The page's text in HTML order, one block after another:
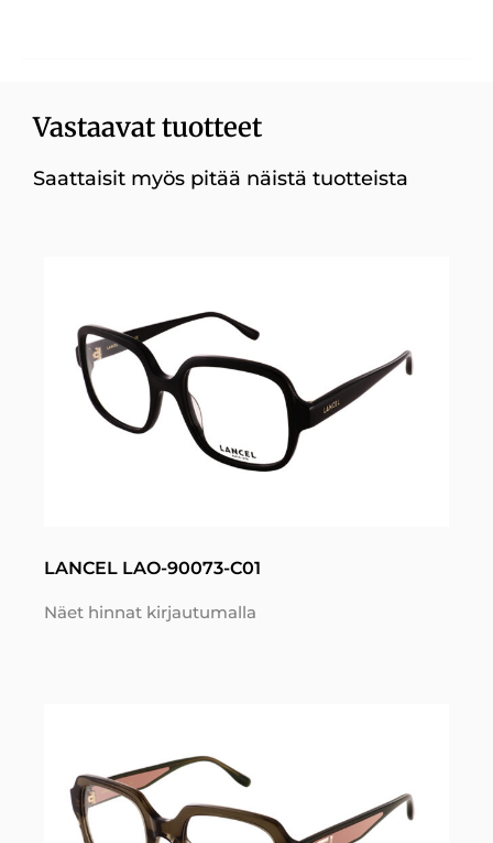
Vastaavat tuotteet
Saattaisit myös pitää näistä tuotteista
LANCEL LAO-90073-C01
Näet hinnat kirjautumalla